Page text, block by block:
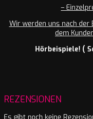
–
Wir werden uns nach
dem
Hörbeispiele! (
REZENSIONEN
Es gibt noch keine